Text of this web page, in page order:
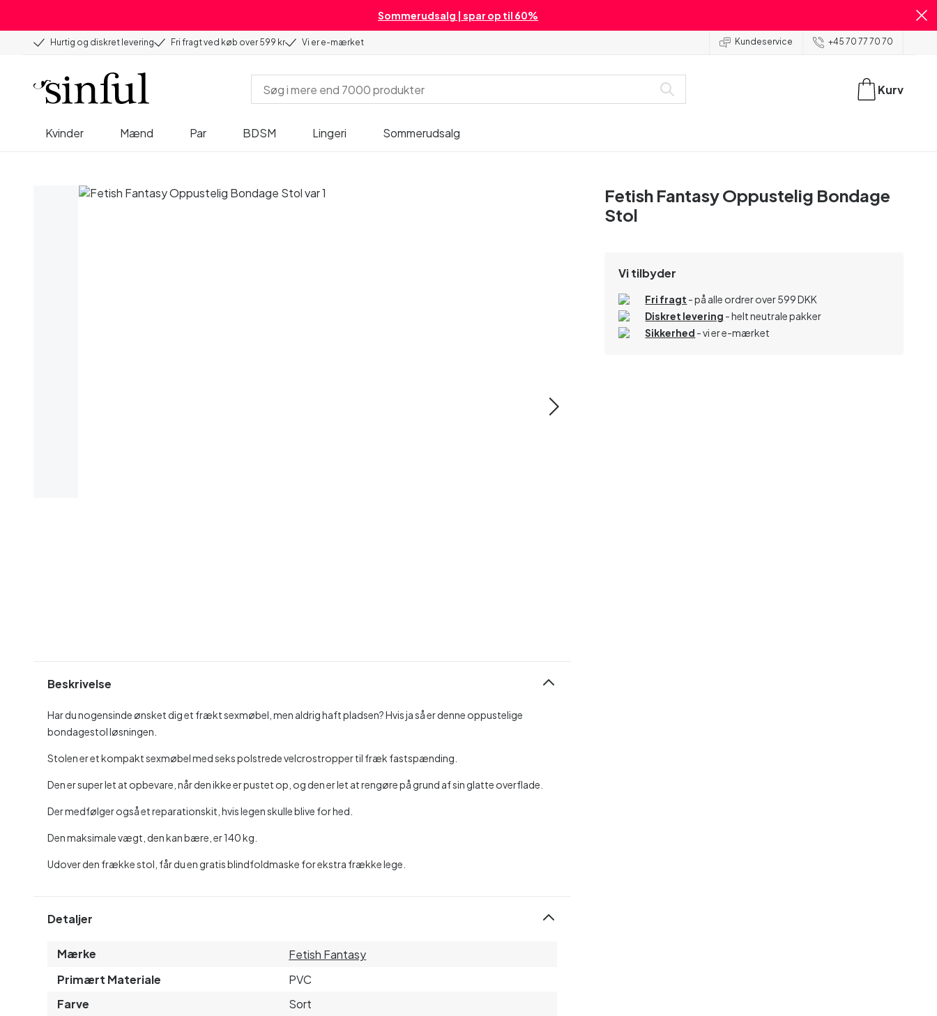
Sommerudsalg | spar op til 60%
Hurtig og diskret levering Fri fragt ved køb over 599 kr Vi er e-mærket Kundeservice +45 70 77 70 70
Kvinder Mænd Par BDSM Lingeri Sommerudsalg
Kurv
Fetish Fantasy Oppustelig Bondage
Stol
Vi tilbyder
Fri fragt - på alle ordrer over 599 DKK
Diskret levering - helt neutrale pakker
Sikkerhed - vi er e-mærket
Beskrivelse
Har du nogensinde ønsket dig et frækt sexmøbel, men aldrig haft pladsen? Hvis ja så er denne oppustelige
bondagestol løsningen.
Stolen er et kompakt sexmøbel med seks polstrede velcrostropper til fræk fastspænding.
Den er super let at opbevare, når den ikke er pustet op, og den er let at rengøre på grund af sin glatte overflade.
Der medfølger også et reparationskit, hvis legen skulle blive for hed.
Den maksimale vægt, den kan bære, er 140 kg.
Udover den frække stol, får du en gratis blindfoldmaske for ekstra frække lege.
Detaljer
Mærke
Fetish Fantasy
Primært Materiale
PVC
Farve
Sort